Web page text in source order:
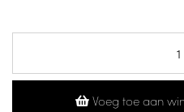
Voeg toe aan